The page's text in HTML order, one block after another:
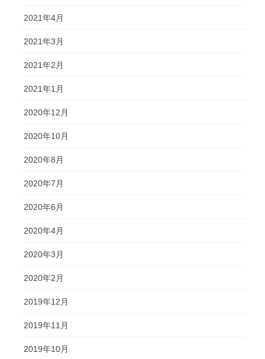
2021年4月
2021年3月
2021年2月
2021年1月
2020年12月
2020年10月
2020年8月
2020年7月
2020年6月
2020年4月
2020年3月
2020年2月
2019年12月
2019年11月
2019年10月